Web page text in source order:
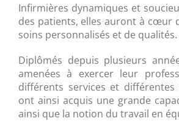
Infirmières dynamiques et
des patients, elles auront à cœur
soins personnalisés et de qualités.
Diplômés depuis plusieurs
amenées à exercer leur
différents services et différentes
ont ainsi acquis une grande
ainsi que la notion du travail en